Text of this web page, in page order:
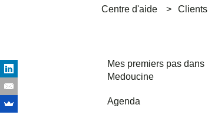
Centre d'aide Clients
Mes premiers pas dans
Medoucine
Agenda